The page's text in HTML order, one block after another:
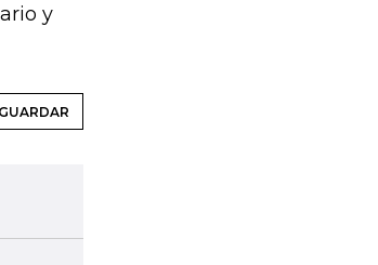
y
GUARDAR